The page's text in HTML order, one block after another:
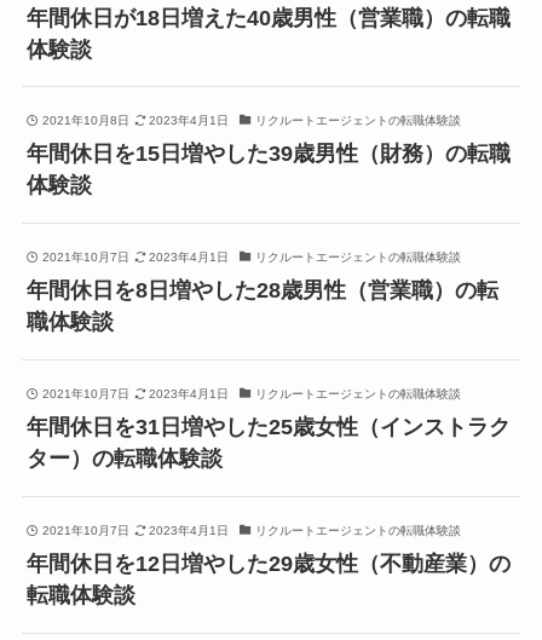
年間休日が18日増えた40歳男性（営業職）の転職
体験談
2021年10月8日 2023年4月1日 リクルートエージェントの転職体験談
年間休日を15日増やした39歳男性（財務）の転職
体験談
2021年10月7日 2023年4月1日 リクルートエージェントの転職体験談
年間休日を8日増やした28歳男性（営業職）の転
職体験談
2021年10月7日 2023年4月1日 リクルートエージェントの転職体験談
年間休日を31日増やした25歳女性（インストラク
ター）の転職体験談
2021年10月7日 2023年4月1日 リクルートエージェントの転職体験談
年間休日を12日増やした29歳女性（不動産業）の
転職体験談